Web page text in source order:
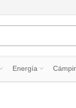
Energía